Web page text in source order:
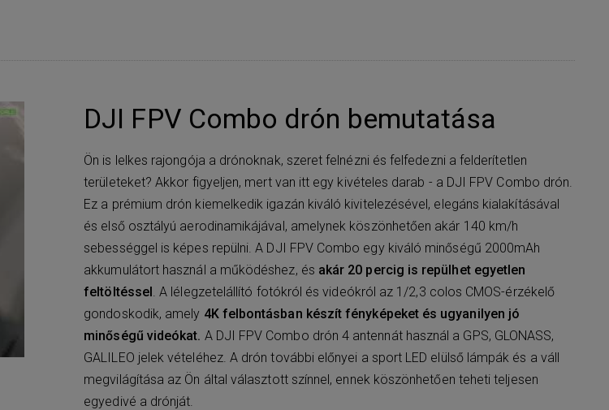
DJI FPV Combo drón bemutatása
Ön is lelkes rajongója a drónoknak, szeret felnézni és felfedezni a felderítetlen
területeket? Akkor figyeljen, mert van itt egy kivételes darab - a DJI FPV Combo drón.
Ez a prémium drón kiemelkedik igazán kiváló kivitelezésével, elegáns kialakításával
és első osztályú aerodinamikájával, amelynek köszönhetően akár 140 km/h
sebességgel is képes repülni. A DJI FPV Combo egy kiváló minőségű 2000mAh
akkumulátort használ a működéshez, és akár 20 percig is repülhet egyetlen
feltöltéssel. A lélegzetelállító fotókról és videókról az 1/2,3 colos CMOS-érzékelő
gondoskodik, amely 4K felbontásban készít fényképeket és ugyanilyen jó
minőségű videókat. A DJI FPV Combo drón 4 antennát használ a GPS, GLONASS,
GALILEO jelek vételéhez. A drón további előnyei a sport LED elülső lámpák és a váll
megvilágítása az Ön által választott színnel, ennek köszönhetően teheti teljesen
egyedivé a drónját.